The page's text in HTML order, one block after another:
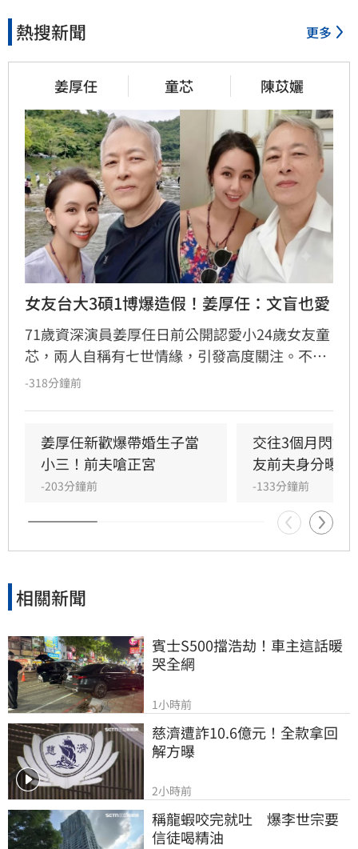
熱搜新聞 更多
姜厚任 童芯 陳苡孋
女友台大3碩1博爆造假！姜厚任：文盲也愛
71歲資深演員姜厚任日前公開認愛小24歲女友童
芯，兩人自稱有七世情緣，引發高度關注。不料
童芯隨即遭網友起底，不僅宣稱的台大「3碩1
姻史也遭挖出。面對外界排山倒海的質疑聲浪，
姜厚任展現霸氣護愛態度，強調感情不受學歷與
背景影響，更笑稱即便女友是文盲也照樣喜歡，
不受外界負面傳聞干擾，堅定捍衛這段相差39歲
的戀情。
-318分鐘前
姜厚任新歡爆帶婚生子當
小三！前夫嗆正宮
-203分鐘前
交往3個月閃婚
友前夫身分曝光
-133分鐘前
相關新聞
賓士S500擋浩劫！車主這話暖
哭全網
1小時前
慈濟遭詐10.6億元！全款拿回
解方曝
2小時前
稱龍蝦咬完就吐　爆李世宗要
信徒喝精油